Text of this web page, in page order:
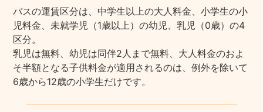
バスの運賃区分は、中学生以上の大人料金、小学生の小
児料金、未就学児（1歳以上）の幼児、乳児（0歳）の4
区分。
乳児は無料、幼児は同伴2人まで無料、大人料金のおよ
そ半額となる子供料金が適用されるのは、例外を除いて
6歳から12歳の小学生だけです。